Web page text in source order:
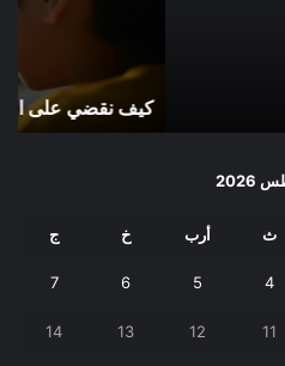
في محيط الأسرة؟
ث أرب خ ج
4
5
6
7
11
12
13
14